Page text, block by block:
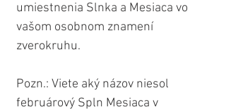
umiestnenia Slnka a Mesiaca vo
vašom osobnom znamení
zverokruhu.
Pozn.: Viete aký názov niesol
februárový Spln Mesiaca v